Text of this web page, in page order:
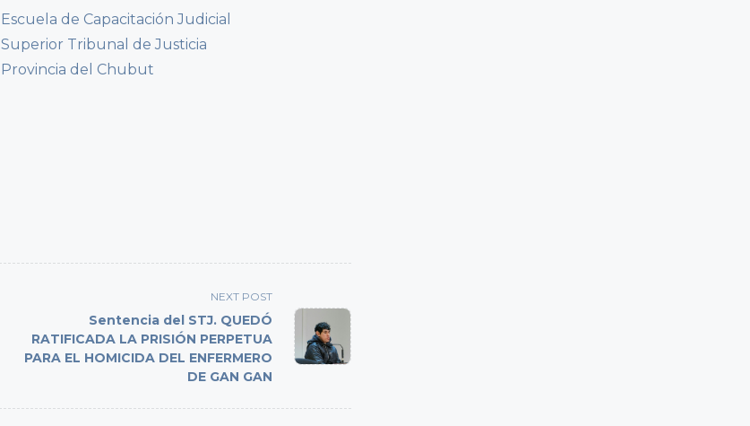
Escuela de Capacitación Judicial
Superior Tribunal de Justicia
Provincia del Chubut
NEXT POST
Sentencia del STJ. QUEDÓ
RATIFICADA LA PRISIÓN PERPETUA
PARA EL HOMICIDA DEL ENFERMERO
DE GAN GAN